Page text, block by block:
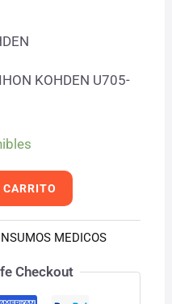
KOHDEN U705-
INSUMOS MEDICOS
Checkout